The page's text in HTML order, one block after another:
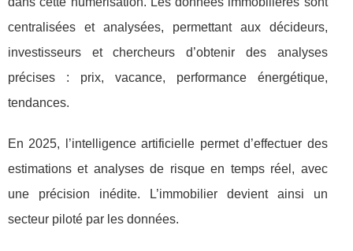
centralisées et analysées, permettant aux décideurs,
investisseurs et chercheurs d’obtenir des analyses
précises : prix, vacance, performance énergétique,
tendances.
En 2025, l’intelligence artificielle permet d’effectuer des
estimations et analyses de risque en temps réel, avec
une précision inédite. L’immobilier devient ainsi un
secteur piloté par les données.